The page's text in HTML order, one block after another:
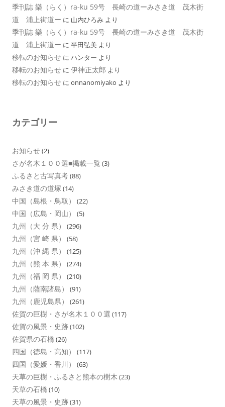
季刊誌 樂（らく）ra-ku 59号 長崎の道ーみさき道 茂木街
道 浦上街道ー に 山内ひろみ より
季刊誌 樂（らく）ra-ku 59号 長崎の道ーみさき道 茂木街
道 浦上街道ー に 半田弘美 より
移転のお知らせ に ハンター より
移転のお知らせ に 伊神正太郎 より
移転のお知らせ に onnanomiyako より
カテゴリー
お知らせ(2)
さが名木１００選■掲載一覧 (3)
ふるさと古写真考(88)
みさき道の道塚 (14)
中国（島根・鳥取） (22)
中国（広島・岡山） (5)
九州（大 分 県） (296)
九州（宮 崎 県） (58)
九州（沖 縄 県） (125)
九州（熊 本 県） (274)
九州（福 岡 県） (210)
九州（薩南諸島） (91)
九州（鹿児島県） (261)
佐賀の巨樹・さが名木１００選 (117)
佐賀の風景・史跡(102)
佐賀県の石橋 (26)
四国（徳島・高知） (117)
四国（愛媛・香川） (63)
天草の巨樹・ふるさと熊本の樹木 (23)
天草の石橋 (10)
天草の風景・史跡(31)